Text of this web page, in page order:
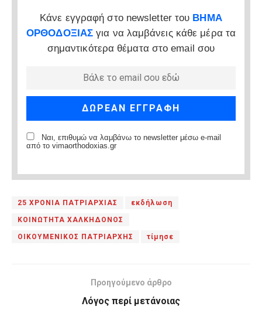
Κάνε εγγραφή στο newsletter του ΒΗΜΑ
ΟΡΘΟΔΟΞΙΑΣ για να λαμβάνεις κάθε μέρα τα
σημαντικότερα θέματα στο email σου
Ναι, επιθυμώ να λαμβάνω το newsletter μέσω e-mail
από το vimaorthodoxias.gr
25 ΧΡΟΝΙΑ ΠΑΤΡΙΑΡΧΙΑΣ εκδήλωση
ΚΟΙΝΩΤΗΤΑ ΧΑΛΚΗΔΟΝΟΣ
ΟΙΚΟΥΜΕΝΙΚΟΣ ΠΑΤΡΙΑΡΧΗΣ τίμησε
Προηγούμενο άρθρο
Λόγος περί μετάνοιας